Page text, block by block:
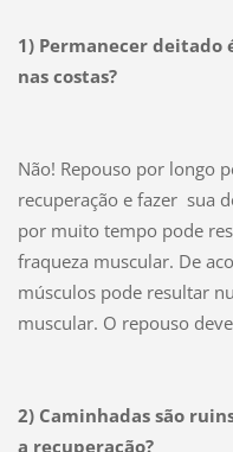
1) Permanecer deitado
nas costas?
Não! Repouso por longo
recuperação e fazer sua
por muito tempo pode
fraqueza muscular. De
músculos pode resultar
muscular. O repouso
2) Caminhadas são
a recuperação?